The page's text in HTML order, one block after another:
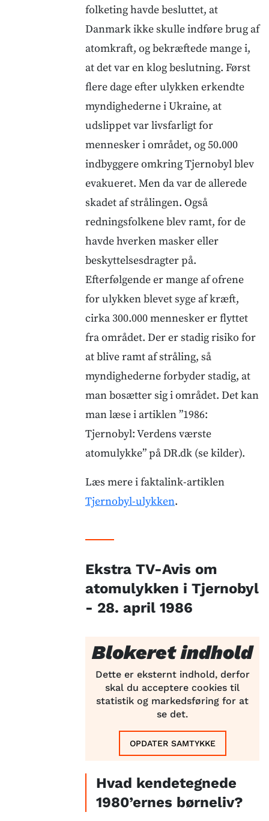
folketing havde besluttet, at
Danmark ikke skulle indføre brug af
atomkraft, og bekræftede mange i,
at det var en klog beslutning. Først
flere dage efter ulykken erkendte
myndighederne i Ukraine, at
udslippet var livsfarligt for
mennesker i området, og 50.000
indbyggere omkring Tjernobyl blev
evakueret. Men da var de allerede
skadet af strålingen. Også
redningsfolkene blev ramt, for de
havde hverken masker eller
beskyttelsesdragter på.
Efterfølgende er mange af ofrene
for ulykken blevet syge af kræft,
cirka 300.000 mennesker er flyttet
fra området. Der er stadig risiko for
at blive ramt af stråling, så
myndighederne forbyder stadig, at
man bosætter sig i området. Det kan
man læse i artiklen ”1986:
Tjernobyl: Verdens værste
atomulykke” på DR.dk (se kilder).
Læs mere i faktalink-artiklen
Tjernobyl-ulykken.
Ekstra TV-Avis om
atomulykken i Tjernobyl
- 28. april 1986
Blokeret indhold
Dette er eksternt indhold, derfor
skal du acceptere cookies til
statistik og markedsføring for at
se det.
OPDATER SAMTYKKE
Hvad kendetegnede
1980’ernes børneliv?